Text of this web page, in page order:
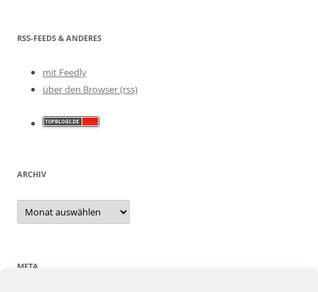
RSS-FEEDS & ANDERES
mit Feedly
über den Browser (rss)
ARCHIV
Archiv
META